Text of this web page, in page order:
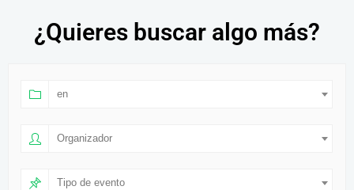
¿Quieres buscar algo más?
en
Organizador
Tipo de evento